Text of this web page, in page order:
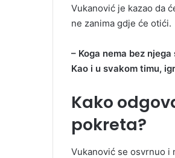
Vukanović je kazao da
ne zanima gdje će otići.
– Koga nema bez
Kao i u svakom timu,
Kako
pokreta?
Vukanović se osvrnuo i